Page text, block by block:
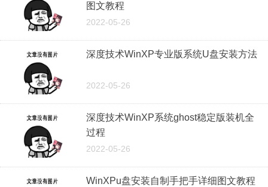
图文教程
2022-05-26
深度技术WinXP专业版系统U盘安装方法
2022-05-26
深度技术WinXP系统ghost稳定版装机全
过程
2022-05-26
WinXPu盘安装自制手把手详细图文教程